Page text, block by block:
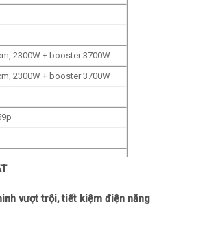
2300W + booster 3700W
2300W + booster 3700W
vượt trội, tiết kiệm điện năng